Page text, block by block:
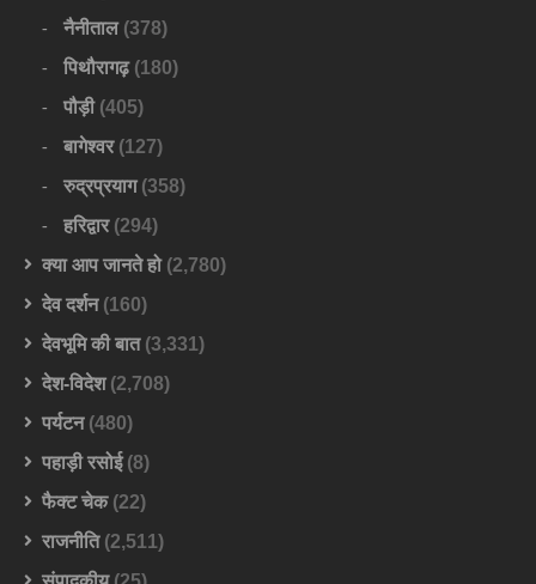
नैनीताल(378)
पिथौरागढ़(180)
पौड़ी(405)
बागेश्वर(127)
रुद्रप्रयाग(358)
हरिद्वार(294)
क्या आप जानते हो(2,780)
देव दर्शन(160)
देवभूमि की बात(3,331)
देश-विदेश(2,708)
पर्यटन(480)
पहाड़ी रसोई(8)
फैक्ट चेक(22)
राजनीति(2,511)